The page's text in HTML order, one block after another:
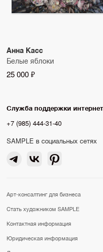
Анна Касс
Белые яблоки
25 000 ₽
Служба поддержки
+7 (985) 444-31-40
SAMPLE в социальных сетях
Арт-консалтинг для бизнеса
Стать художником SAMPLE
Контактная информация
Юридическая информация